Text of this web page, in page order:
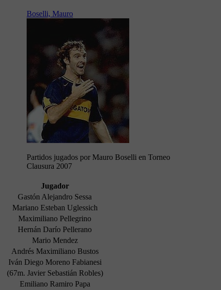
Boselli, Mauro
Partidos jugados por Mauro Boselli en Torneo
Clausura 2007
Jugador
Gastón Alejandro Sessa
Mariano Esteban Uglessich
Maximiliano Pellegrino
Hernán Darío Pellerano
Mario Mendez
Andrés Maximiliano Bustos
Iván Diego Moreno Fabianesi
(67m. Javier Sebastián Robles)
Emiliano Ramiro Papa